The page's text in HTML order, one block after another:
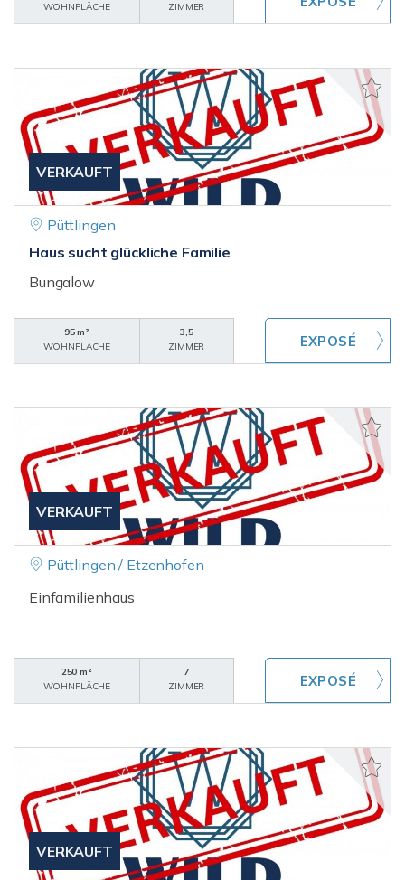
WOHNFLÄCHE
ZIMMER
VERKAUFT
Püttlingen
Haus sucht glückliche Familie
Bungalow
95 m²
WOHNFLÄCHE
3,5
ZIMMER
VERKAUFT
Püttlingen / Etzenhofen
Einfamilienhaus
250 m²
WOHNFLÄCHE
7
ZIMMER
VERKAUFT